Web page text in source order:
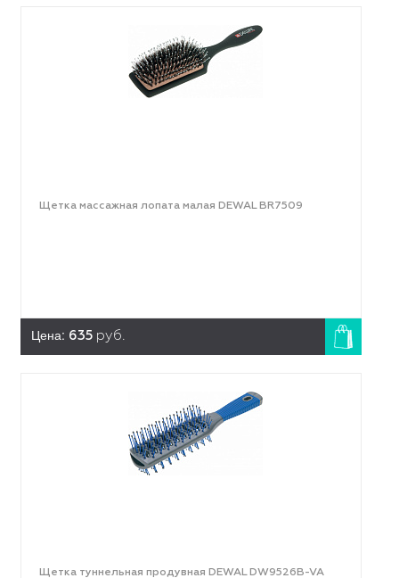
Щетка массажная лопата малая DEWAL BR7509
Цена: 635 руб.
Щетка туннельная продувная DEWAL DW9526B-VA